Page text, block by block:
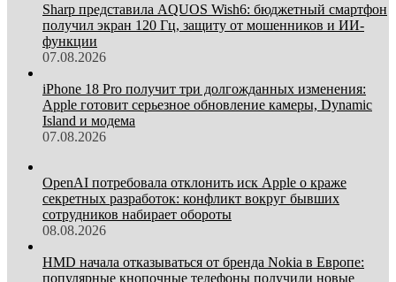
Sharp представила AQUOS Wish6: бюджетный смартфон
получил экран 120 Гц, защиту от мошенников и ИИ-
функции
07.08.2026
iPhone 18 Pro получит три долгожданных изменения:
Apple готовит серьезное обновление камеры, Dynamic
Island и модема
07.08.2026
OpenAI потребовала отклонить иск Apple о краже
секретных разработок: конфликт вокруг бывших
сотрудников набирает обороты
08.08.2026
HMD начала отказываться от бренда Nokia в Европе:
популярные кнопочные телефоны получили новые